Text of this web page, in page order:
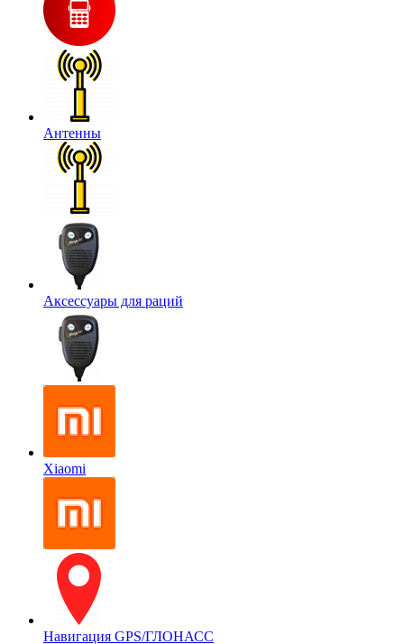
Антенны
Аксессуары для раций
Xiaomi
Навигация GPS/ГЛОНАСС